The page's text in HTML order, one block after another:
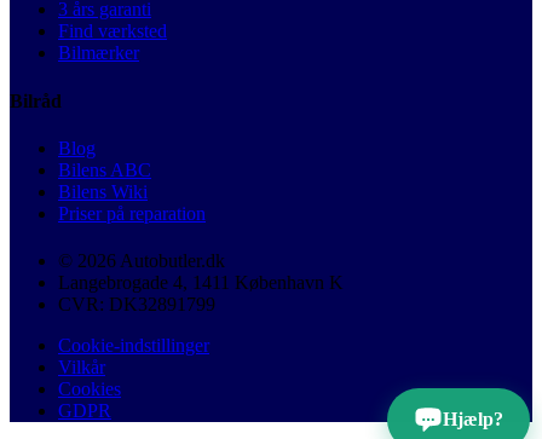
3 års garanti
Find værksted
Bilmærker
Bilråd
Blog
Bilens ABC
Bilens Wiki
Priser på reparation
© 2026 Autobutler.dk
Langebrogade 4, 1411 København K
CVR: DK32891799
Cookie-indstillinger
Vilkår
Cookies
GDPR
Hjælp?